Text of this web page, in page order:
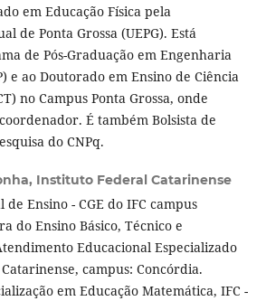
em Educação Física pela
de Ponta Grossa (UEPG). Está
de Pós-Graduação em Engenharia
e ao Doutorado em Ensino de Ciência
no Campus Ponta Grossa, onde
É também Bolsista de
do CNPq.
Instituto Federal Catarinense
Ensino - CGE do IFC campus
do Ensino Básico, Técnico e
Educacional Especializado
campus: Concórdia.
em Educação Matemática, IFC -